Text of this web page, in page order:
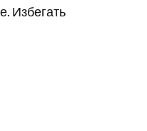
Избегать